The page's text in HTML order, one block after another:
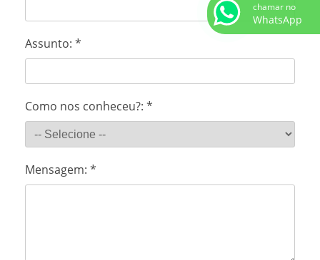
ALUGUEL DE CAMINHÃO MUNCK SP
ALUGUEL DE MUNCK SP
Assunto: *
Como nos conheceu?: *
Mensagem: *
chamar no
WhatsApp